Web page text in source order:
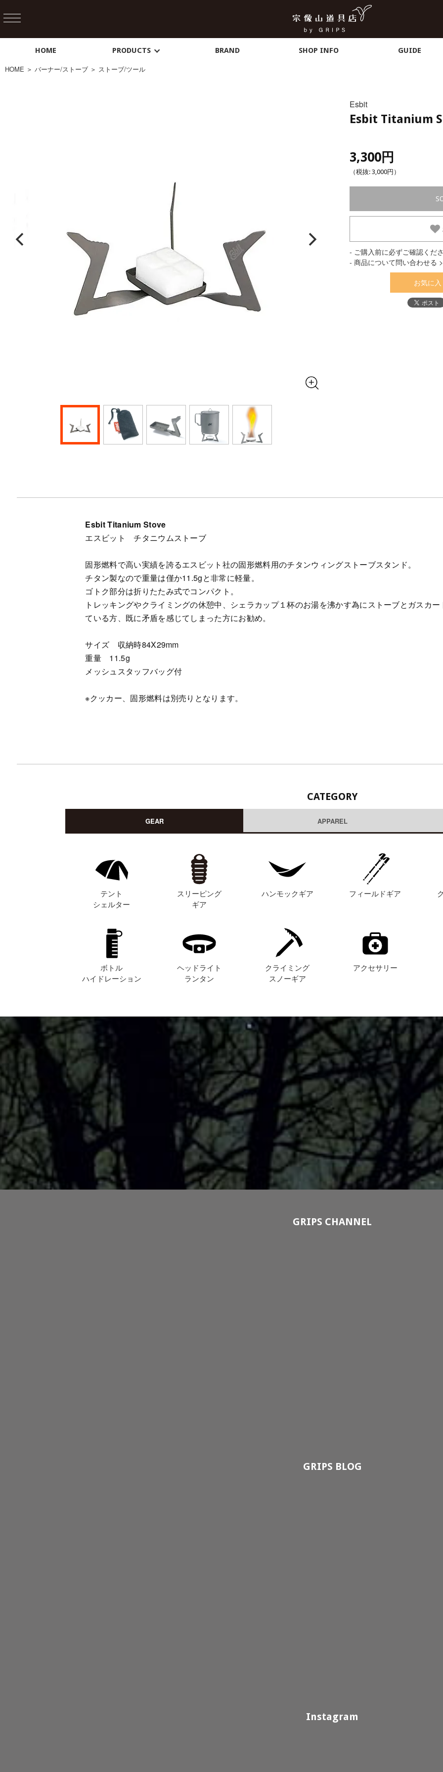
HOME PRODUCTS BRAND SHOP INFO GUIDE
HOME ＞ バーナー/ストーブ ＞ ストーブ/ツール
Esbit
Esbit Titanium
3,300円
（税抜: 3,000円 ）
- ご購入前に必ずご確認くだ
- 商品について問い合わせる
お気に
Esbit Titanium Stove
エスビット チタニウムストーブ
固形燃料で高い実績を誇るエスビット社の固形燃料用のチタンウィングストーブスタンド。
チタン製なので重量は僅か11.5gと非常に軽量。
ゴトク部分は折りたたみ式でコンパクト。
トレッキングやクライミングの休憩中、シェラカップ１杯のお湯を沸かす為にストーブとガスカ
ている方、既に矛盾を感じてしまった方にお勧め。
サイズ 収納時84X29mm
重量 11.5g
メッシュスタッフバッグ付
※クッカー、固形燃料は別売りとなります。
CATEGORY
GEAR APPAREL
テント
シェルター
スリーピング
ギア
ハンモックギア フィールドギア
ボトル
ハイドレーション
ヘッドライト
ランタン
クライミング
スノーギア
アクセサリー
GRIPS CHANNEL
GRIPS BLOG
Instagram